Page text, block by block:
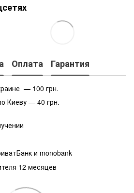
Оплата Гарантия
— 100 грн.
Киеву — 40 грн.
и monobank
12 месяцев